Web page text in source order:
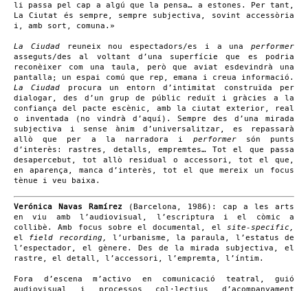
li passa pel cap a algú que la pensa… a estones. Per tant,
La Ciutat és sempre, sempre subjectiva, sovint accessòria
i, amb sort, comuna.»
La Ciudadreuneix nou espectadors/es i a una performer
asseguts/des al voltant d’una superfície que es podria
reconèixer com una taula, però que aviat esdevindrà una
pantalla; un espai comú que rep, emana i creua informació.
La Ciudad procura un entorn d’intimitat construïda per
dialogar, des d’un grup de públic reduït i gràcies a la
confiança del pacte escènic, amb la ciutat exterior, real
o inventada (no vindrà d’aquí). Sempre des d’una mirada
subjectiva i sense ànim d’universalitzar, es repassarà
allò que per a la narradora i performersón punts
d’interès: rastres, detalls, empremtes… Tot el que passa
desapercebut, tot allò residual o accessori, tot el que,
en aparença, manca d’interès, tot el que mereix un focus
tènue i veu baixa.
Verónica Navas Ramírez (Barcelona, 1986): cap a les arts
en viu amb l’audiovisual, l’escriptura i el còmic a
collibè. Amb focus sobre el documental, el site-specific,
el field recording, l’urbanisme, la paraula, l’estatus de
l’espectador, el gènere. Des de la mirada subjectiva, el
rastre, el detall, l’accessori, l’empremta, l’íntim.
Fora d’escena m’activo en comunicació teatral, guió
audiovisual i processos col·lectius d’acompanyament